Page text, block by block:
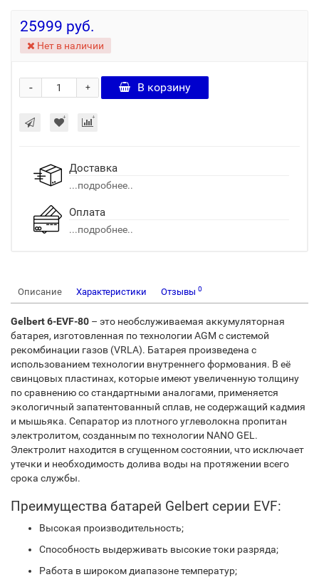
25999 руб.
Нет в наличии
+
- В корзину
Доставка
...подробнее..
Оплата
...подробнее..
Описание Характеристики Отзывы 0
Gelbert 6-EVF-80 – это необслуживаемая аккумуляторная
батарея, изготовленная по технологии AGM с системой
рекомбинации газов (VRLA). Батарея произведена с
использованием технологии внутреннего формования. В её
свинцовых пластинах, которые имеют увеличенную толщину
по сравнению со стандартными аналогами, применяется
экологичный запатентованный сплав, не содержащий кадмия
и мышьяка. Сепаратор из плотного углеволокна пропитан
электролитом, созданным по технологии NANO GEL.
Электролит находится в сгущенном состоянии, что исключает
утечки и необходимость долива воды на протяжении всего
срока службы.
Преимущества батарей Gelbert серии EVF:
Высокая производительность;
Способность выдерживать высокие токи разряда;
Работа в широком диапазоне температур;